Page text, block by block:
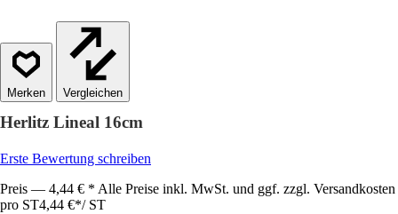
Vergleichen
Herlitz Lineal 16cm
Erste Bewertung schreiben
Preis — 4,44 € * Alle Preise inkl. MwSt. und ggf. zzgl. Versandkosten
pro ST4,44 €*/ ST